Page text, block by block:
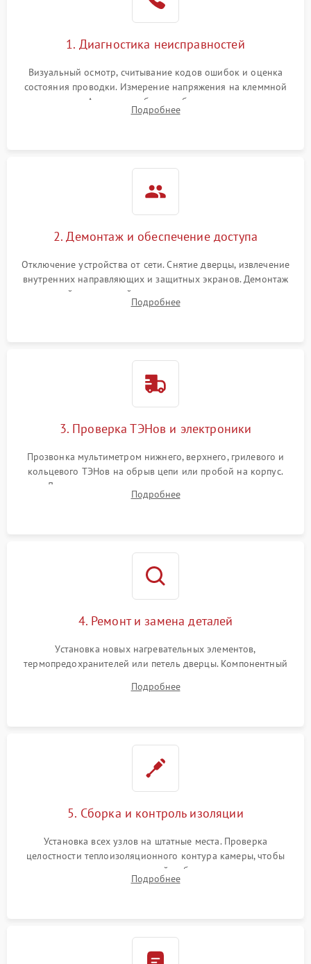
1. Диагностика неисправностей
Визуальный осмотр, считывание кодов ошибок и оценка
состояния проводки. Измерение напряжения на клеммной
колодке. Анализ жалоб на проблемы с нагревом,
конвекцией, панелью управления или блокировкой дверцы.
Подробнее
2. Демонтаж и обеспечение доступа
Отключение устройства от сети. Снятие дверцы, извлечение
внутренних направляющих и защитных экранов. Демонтаж
задней или верхней панели для прямого доступа к
нагревательным элементам, плате и вентиляторам.
Подробнее
3. Проверка ТЭНов и электроники
Прозвонка мультиметром нижнего, верхнего, грилевого и
кольцевого ТЭНов на обрыв цепи или пробой на корпус.
Диагностика термостата, датчиков температуры,
переключателя режимов и мотора конвекции.
Подробнее
4. Ремонт и замена деталей
Установка новых нагревательных элементов,
термопредохранителей или петель дверцы. Компонентный
выгоревших реле, восстановление контактов и замена
Подробнее
5. Сборка и контроль изоляции
Установка всех узлов на штатные места. Проверка
целостности теплоизоляционного контура камеры, чтобы
исключить перегрев кухонной мебели и потерю тепла.
Надежная фиксация клемм и сборка корпуса шкафа.
Подробнее